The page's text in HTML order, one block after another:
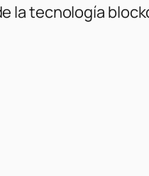
la tecnología